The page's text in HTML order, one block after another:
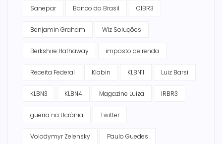
Sanepar Banco do Brasil OIBR3
Benjamin Graham Wiz Soluções
Berkshire Hathaway imposto de renda
Receita Federal Klabin KLBN11 Luiz Barsi
KLBN3 KLBN4 Magazine Luiza IRBR3
guerra na Ucrânia Twitter
Volodymyr Zelensky Paulo Guedes